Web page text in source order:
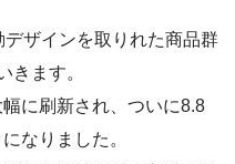
ザインを取りれた商品群
きます。
に刷新され、ついに8.8
なりました。